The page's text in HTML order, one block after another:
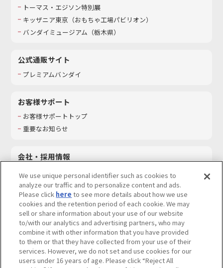
トーマス・エジソン特別展
キッザニア東京（おもちゃ工場パビリオン）​
バンダイミュージアム（栃木県）
公式通販サイト
プレミアムバンダイ
お客様サポート
お客様サポートトップ
重要なお知らせ
会社・採用情報
採用情報
サステナビリティ
お問い合わせ
ウェブサイトご利用条件 ソーシャルメディアポリシー
We use unique personal identifier such as cookies to
analyze our traffic and to personalize content and ads.
Please click here to see more details about how we use
cookies and the retention period of each cookie. We may
sell or share information about your use of our website
to/with our analytics and advertising partners, who may
combine it with other information that you have provided
to them or that they have collected from your use of their
services. However, we do not set and use cookies for our
users under 16 years of age. Please click “Reject All